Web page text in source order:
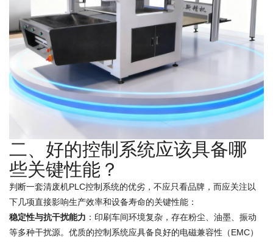
二、好的控制系统应该具备哪
些关键性能？
判断一套清废机PLC控制系统的优劣，不应只看品牌，而应关注以
下几项直接影响生产效率和设备寿命的关键性能：
稳定性与抗干扰能力 ：印刷车间环境复杂，存在粉尘、油墨、振动
等多种干扰源。优质的控制系统应具备良好的电磁兼容性（EMC）